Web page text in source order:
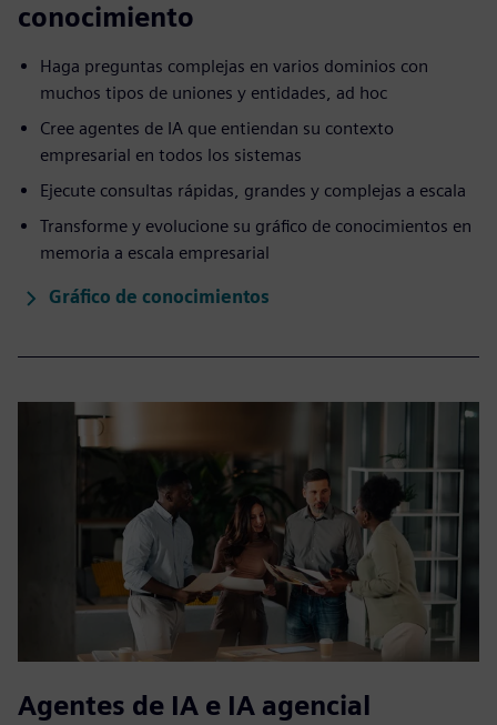
conocimiento
Haga preguntas complejas en varios dominios con
muchos tipos de uniones y entidades, ad hoc
Cree agentes de IA que entiendan su contexto
empresarial en todos los sistemas
Ejecute consultas rápidas, grandes y complejas a escala
Transforme y evolucione su gráfico de conocimientos en
memoria a escala empresarial
Gráfico de conocimientos
Agentes de IA e IA agencial